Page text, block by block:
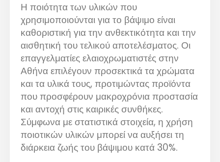
Η ποιότητα των υλικών που
χρησιμοποιούνται για το βάψιμο είναι
καθοριστική για την ανθεκτικότητα και την
αισθητική του τελικού αποτελέσματος. Οι
επαγγελματίες ελαιοχρωματιστές στην
Αθήνα επιλέγουν προσεκτικά τα χρώματα
και τα υλικά τους, προτιμώντας προϊόντα
που προσφέρουν μακροχρόνια προστασία
και αντοχή στις καιρικές συνθήκες.
Σύμφωνα με στατιστικά στοιχεία, η χρήση
ποιοτικών υλικών μπορεί να αυξήσει τη
διάρκεια ζωής του βάψιμου κατά 30%.